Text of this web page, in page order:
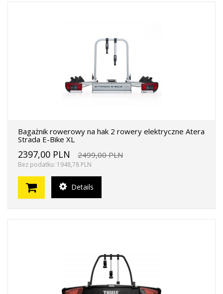
Bagażnik rowerowy na hak 2 rowery elektryczne Atera
Strada E-Bike XL
2397,00 PLN 2499,00 PLN
Bez podatku: 1948,78 PLN
Details